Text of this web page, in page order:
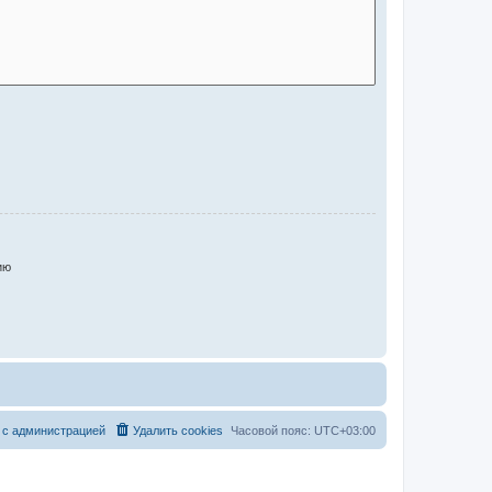
Часовой пояс: UTC+03:00
Удалить cookies
администрацией